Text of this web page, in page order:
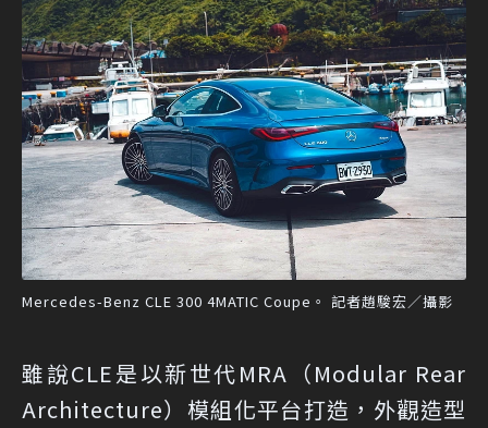
Mercedes-Benz CLE 300 4MATIC Coupe。 記者趙駿宏／攝影
雖說CLE是以新世代MRA（Modular Rear
Architecture）模組化平台打造，外觀造型